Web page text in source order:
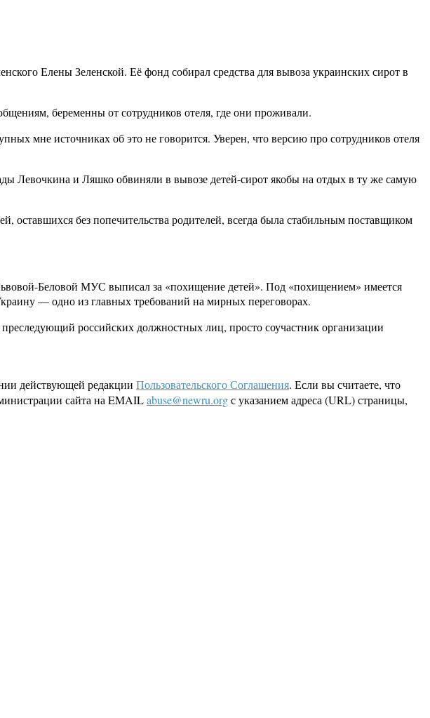
Елены Зеленской. Её фонд собирал средства для вывоза украинских сирот в
беременны от сотрудников отеля, где они проживали.
мне источниках об это не говорится. Уверен, что версию про сотрудников отеля
Левочкина и Ляшко обвиняли в вывозе детей-сирот якобы на отдых в ту же самую
оставшихся без попечительства родителей, всегда была стабильным поставщиком
Беловой МУС выписал за «похищение детей». Под «похищением» имеется
— одно из главных требований на мирных переговорах.
российских должностных лиц, просто соучастник организации
действующей редакции Пользовательского Соглашения. Если вы считаете, что
сайта на EMAILabuse@newru.orgс указанием адреса (URL) страницы,